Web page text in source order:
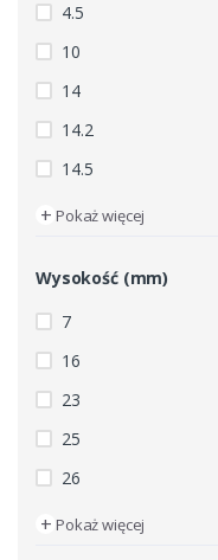
4.5
10
14
14.2
14.5
+ Pokaż więcej
Wysokość (mm)
7
16
23
25
26
+ Pokaż więcej